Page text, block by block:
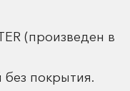
(произведен в
покрытия.